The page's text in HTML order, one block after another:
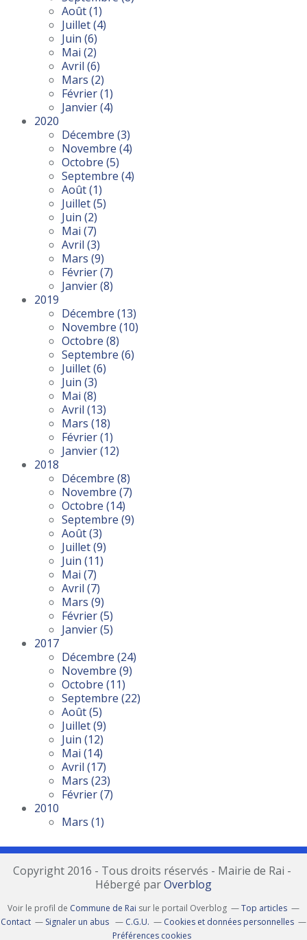
Août(1)
Juillet(4)
Juin (6)
Mai (2)
Avril (6)
Mars (2)
Février(1)
Janvier(4)
2020
Décembre (3)
Novembre (4)
Octobre (5)
Septembre (4)
Août(1)
Juillet(5)
Juin (2)
Mai (7)
Avril (3)
Mars (9)
Février(7)
Janvier(8)
2019
Décembre (13)
Novembre (10)
Octobre (8)
Septembre (6)
Juillet(6)
Juin (3)
Mai (8)
Avril (13)
Mars (18)
Février(1)
Janvier(12)
2018
Décembre (8)
Novembre (7)
Octobre (14)
Septembre (9)
Août(3)
Juillet(9)
Juin (11)
Mai (7)
Avril (7)
Mars (9)
Février(5)
Janvier(5)
2017
Décembre (24)
Novembre (9)
Octobre (11)
Septembre (22)
Août(5)
Juillet(9)
Juin (12)
Mai (14)
Avril (17)
Mars (23)
Février(7)
2010
Mars (1)
Copyright 2016 - Tous droits réservés - Mairie de Rai -
Hébergé parOverblog
Voir le profil de Commune de Rai sur le portail Overblog
Top articles
Contact
Signaler un abus C.G.U.
Cookies et données personnelles
Préférences cookies